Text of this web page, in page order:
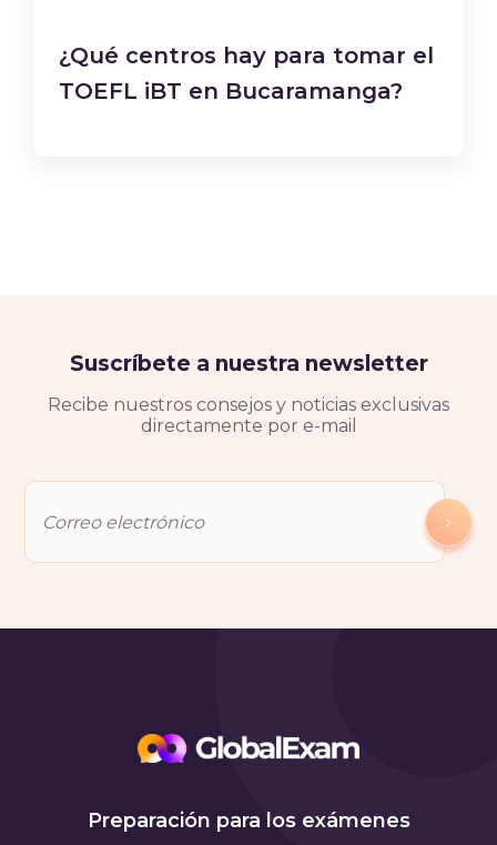
¿Qué centros hay para tomar el
TOEFL iBT en Bucaramanga?
Suscríbete a nuestra newsletter
Recibe nuestros consejos y noticias exclusivas
directamente por e-mail
Preparación para los exámenes